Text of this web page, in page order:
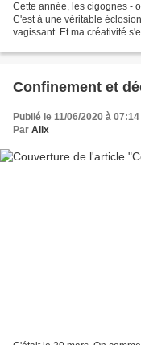
Cette année, les cigognes -
C'est à une véritable
vagissant. Et ma créativité
Confinement et
Publié le 11/06/2020 à 07:14
Par Alix